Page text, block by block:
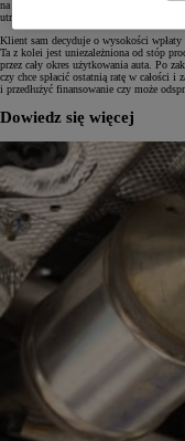
na formę kredytu czy leasingu,
utraty wartości pojazdu, która w
Klient sam decyduje o wysokości wpłaty
Ta z kolei jest uniezależniona od stóp
przez cały okres użytkowania auta. Po
czy chce spłacić ostatnią ratę w całości i
i przedłużyć finansowanie czy może
Dowiedz się więcej